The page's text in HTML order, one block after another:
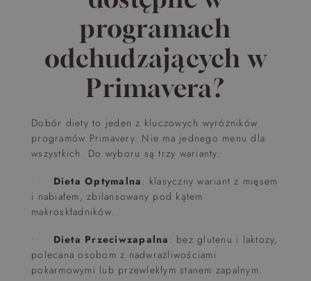
programach
odchudzających w
Primavera?
Dobór diety to jeden z kluczowych wyróżników
programów Primavery. Nie ma jednego menu dla
wszystkich. Do wyboru są trzy warianty:
• Dieta Optymalna: klasyczny wariant z mięsem
i nabiałem, zbilansowany pod kątem
makroskładników.
• Dieta Przeciwzapalna : bez glutenu i laktozy,
polecana osobom z nadwrażliwościami
pokarmowymi lub przewlekłym stanem zapalnym.